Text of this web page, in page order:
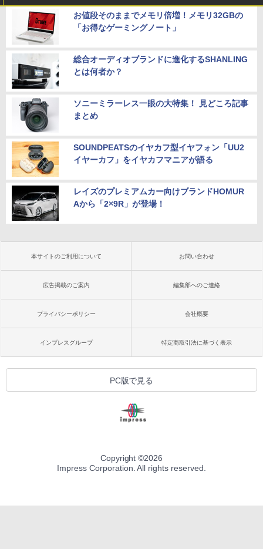
お値段そのままでメモリ倍増！メモリ32GBの
「お得なゲーミングノート」
総合オーディオブランドに進化するSHANLING
とは何者か？
ソニーミラーレス一眼の大特集！ 見どころ記事
まとめ
SOUNDPEATSのイヤカフ型イヤフォン「UU2
イヤーカフ」をイヤカフマニアが語る
レイズのプレミアムカー向けブランドHOMUR
Aから「2×9R」が登場！
本サイトのご利用について お問い合わせ
広告掲載のご案内 編集部へのご連絡
プライバシーポリシー 会社概要
インプレスグループ 特定商取引法に基づく表示
PC版で見る
Copyright ©2026
Impress Corporation. All rights reserved.